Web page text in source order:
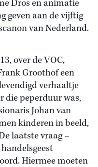
Dros en animatie
geven aan de vijftig
van Nederland.
over de VOC,
Groothof een
verhaaltje
die peperduur was,
Johan van
kinderen in beeld,
laatste vraag –
Hiermee moeten